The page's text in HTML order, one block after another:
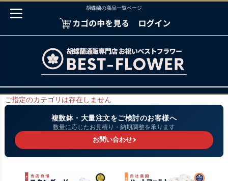
胡蝶蘭の商品一覧ページ
ご指定のカテゴリは存在しません
複数鉢・大量注文をご検討のお客様へ
数量に応じたお見積り・納期調整を承ります
お問い合わせ